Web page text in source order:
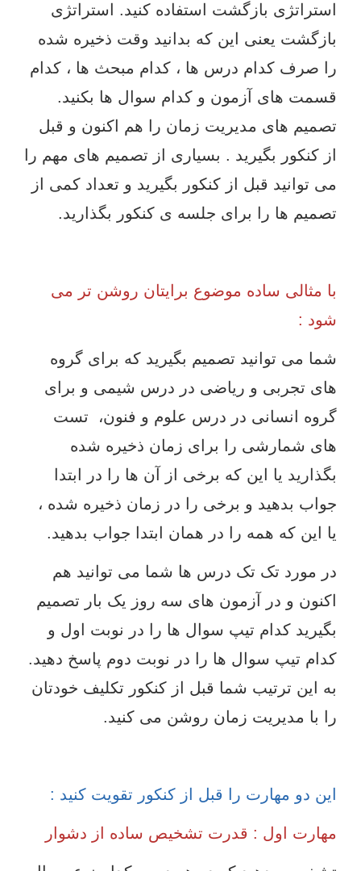
استراتژی بازگشت استفاده کنید. استراتژی
بازگشت یعنی این که بدانید وقت ذخیره شده
را صرف کدام درس ها ، کدام مبحث ها ، کدام
قسمت های آزمون و کدام سوال ها بکنید.
تصمیم های مدیریت زمان را هم اکنون و قبل
از کنکور بگیرید . بسیاری از تصمیم های مهم را
می توانید قبل از کنکور بگیرید و تعداد کمی از
تصمیم ها را برای جلسه ی کنکور بگذارید.
با مثالی ساده موضوع برایتان روشن تر می
شود :
شما می توانید تصمیم بگیرید که برای گروه
های تجربی و ریاضی در درس شیمی و برای
گروه انسانی در درس علوم و فنون، تست
های شمارشی را برای زمان ذخیره شده
بگذارید یا این که برخی از آن ها را در ابتدا
جواب بدهید و برخی را در زمان ذخیره شده ،
یا این که همه را در همان ابتدا جواب بدهید.
در مورد تک تک درس ها شما می توانید هم
اکنون و در آزمون های سه روز یک بار تصمیم
بگیرید کدام تیپ سوال ها را در نوبت اول و
کدام تیپ سوال ها را در نوبت دوم پاسخ دهید.
به این ترتیب شما قبل از کنکور تکلیف خودتان
را با مدیریت زمان روشن می کنید.
این دو مهارت را قبل از کنکور تقویت کنید :
مهارت اول : قدرت تشخیص ساده از دشوار